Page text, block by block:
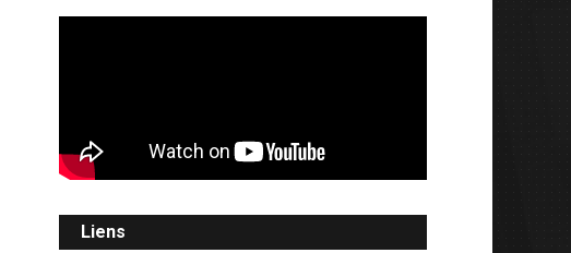
Liens